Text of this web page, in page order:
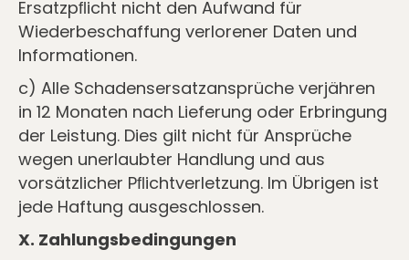
Ersatzpﬂicht nicht den Aufwand für
Wiederbeschaffung verlorener Daten und
Informationen.
c) Alle Schadensersatzansprüche verjähren
in 12 Monaten nach Lieferung oder Erbringung
der Leistung. Dies gilt nicht für Ansprüche
wegen unerlaubter Handlung und aus
vorsätzlicher Pﬂichtverletzung. Im Übrigen ist
jede Haftung ausgeschlossen.
X. Zahlungsbedingungen